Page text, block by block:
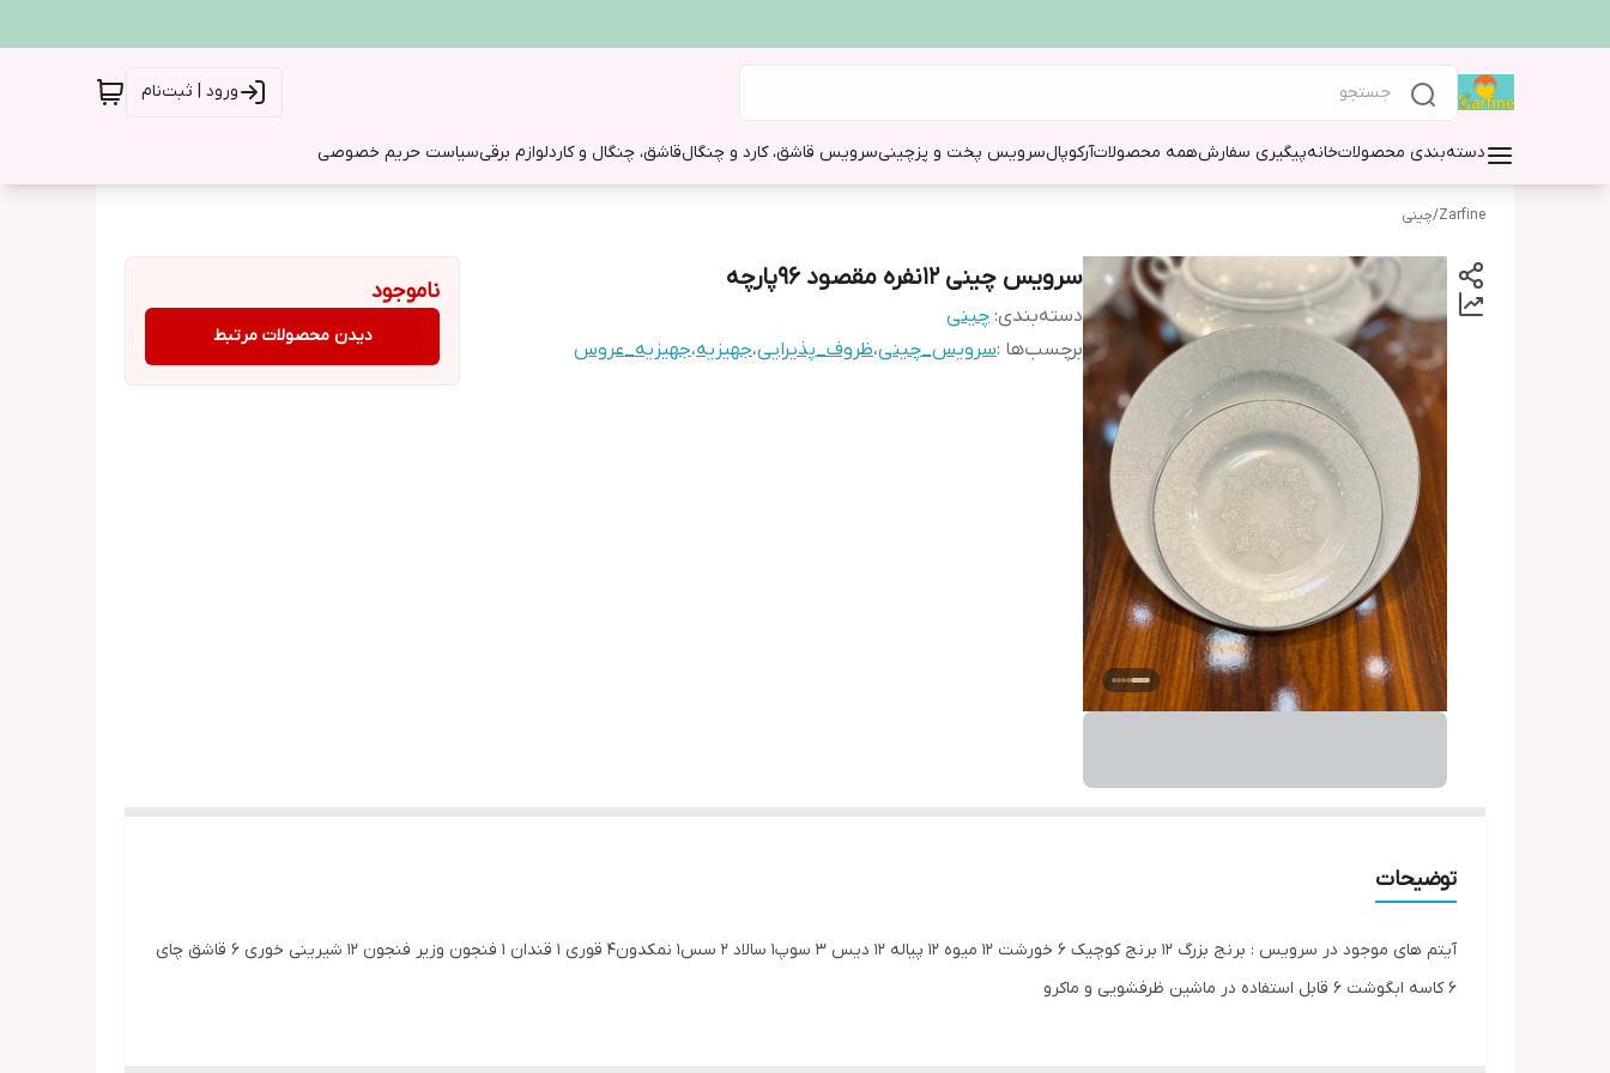
ورود | ثبت‌نام
دسته‌بندی محصولاتخانهپیگیری سفارشهمه محصولاتآرکوپالسرویس پخت و پزچینیسرویس قاشق، کارد و چنگالقاشق، چنگال و کاردلوازم برقیسیاست حریم خصوصی
Zarfine
/چینی
سرویس چینی 12نفره مقصود 96پارچه
دسته‌بندی: چینی
برچسب‌ها :سرویس_چینی،ظروف_پذیرایی،جهیزیه،جهیزیه_عروس
ناموجود
دیدن محصولات مرتبط
توضیحات
آیتم های موجود در سرویس : برنج بزرگ 12 برنج کوچیک 6 خورشت 12 میوه 12 پیاله 12 دیس 3 سوپ1 سالاد 2 سس1 نمکدون4 قوری 1 قندان 1 فنجون ‌وزیر فنجون 12 شیرینی خوری 6 قاشق چای
6 کاسه ابگوشت 6 قابل استفاده در ماشین ظرفشویی و ماکرو